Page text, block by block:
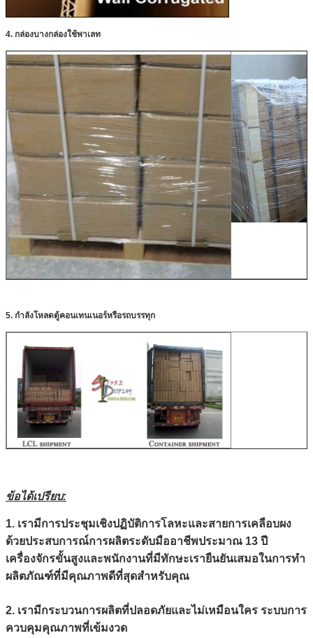
4. กล่องบางกล่องใช้พาเลท
5. กำลังโหลดตู้คอนเทนเนอร์หรือรถบรรทุก
ข้อได้เปรียบ:
1. เรามีการประชุมเชิงปฏิบัติการโลหะและสายการเคลือบผง
ด้วยประสบการณ์การผลิตระดับมืออาชีพประมาณ 13 ปี
เครื่องจักรขั้นสูงและพนักงานที่มีทักษะเรายืนยันเสมอในการทำ
ผลิตภัณฑ์ที่มีคุณภาพดีที่สุดสำหรับคุณ
2. เรามีกระบวนการผลิตที่ปลอดภัยและไม่เหมือนใคร ระบบการ
ควบคุมคุณภาพที่เข้มงวด